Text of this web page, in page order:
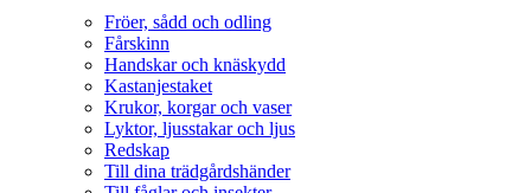
Fröer, sådd och odling
Fårskinn
Handskar och knäskydd
Kastanjestaket
Krukor, korgar och vaser
Lyktor, ljusstakar och ljus
Redskap
Till dina trädgårdshänder